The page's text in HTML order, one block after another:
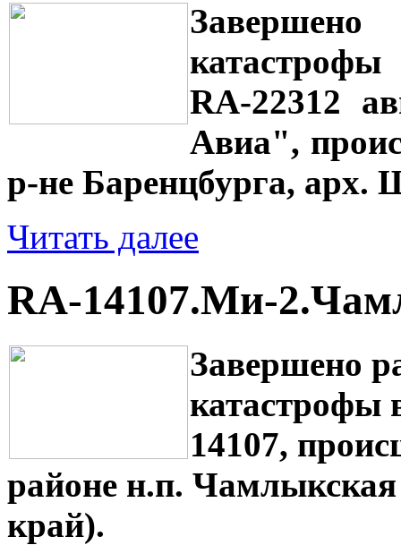
RA-22312
Авиа",
р-не Баренцбурга, арх.
Читать далее
RA-14107.Ми-
Завершено
катастрофы
14107,
районе н.п.
край).